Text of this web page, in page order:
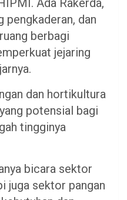
Ada Rakerda,
pengkaderan, dan
berbagi
jejaring
dan hortikultura
potensial bagi
tingginya
bicara sektor
juga sektor pangan